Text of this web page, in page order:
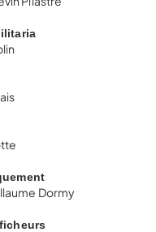
Dormy